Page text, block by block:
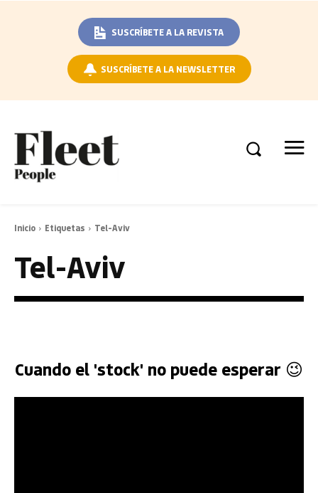
SUSCRÍBETE A LA REVISTA
SUSCRÍBETE A LA NEWSLETTER
Inicio Etiquetas Tel-Aviv
Tel-Aviv
Cuando el 'stock' no puede esperar 😉